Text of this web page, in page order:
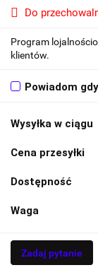
Do
Program
klientów.
Powiadom
Wysyłka w ciągu
Cena przesyłki
Dostępność
Waga
Zadaj pytanie